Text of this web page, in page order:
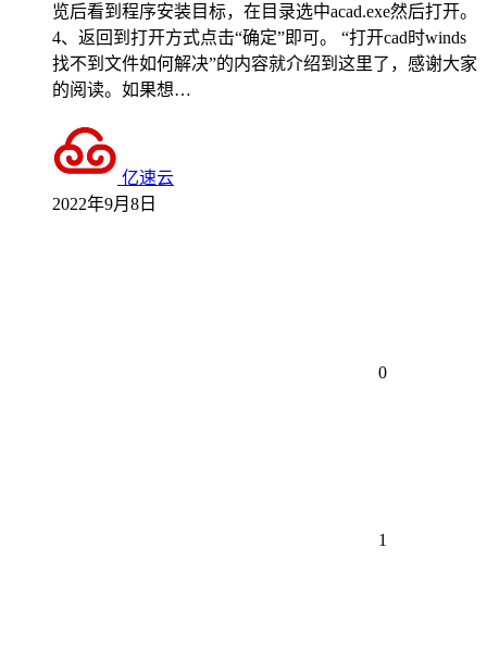
览后看到程序安装目标，在目录选中acad.exe然后打开。
4、返回到打开方式点击“确定”即可。 “打开cad时winds
找不到文件如何解决”的内容就介绍到这里了，感谢大家
的阅读。如果想…
亿速云
2022年9月8日
0
1